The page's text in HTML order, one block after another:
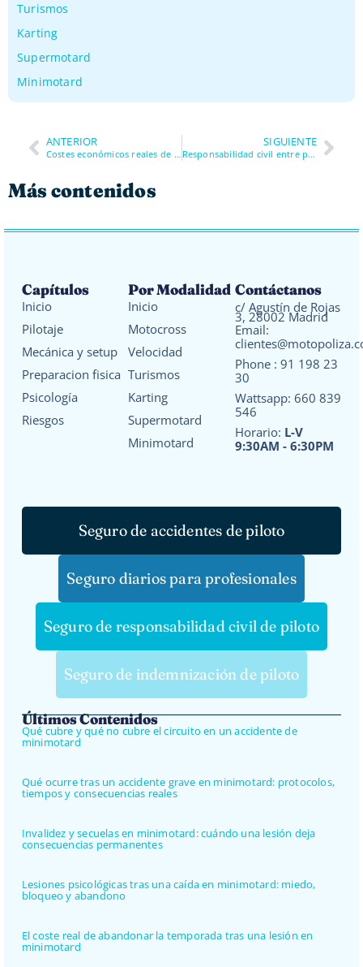
Turismos
Karting
Supermotard
Minimotard
ANTERIOR
Costes económicos reales de una caída en supermotard: lo que casi nadie calcula
SIGUIENTE
Responsabilidad civil entre pilotos en supermotard: cuándo respondes por daños a otros
Más contenidos
Capítulos
Inicio
Pilotaje
Mecánica y setup
Preparacion fisica
Psicología
Riesgos
Por Modalidad
Inicio
Motocross
Velocidad
Turismos
Karting
Supermotard
Minimotard
Contáctanos
c/ Agustín de Rojas
3, 28002 Madrid
Email:
Phone : 91 198 23
30
Wattsapp: 660 839
546
Horario: L-V
9:30AM - 6:30PM
Seguro de accidentes de piloto
Seguro diarios para profesionales
Seguro de responsabilidad civil de piloto
Seguro de indemnización de piloto
Últimos Contenidos
Qué cubre y qué no cubre el circuito en un accidente de
minimotard
Qué ocurre tras un accidente grave en minimotard: protocolos,
tiempos y consecuencias reales
Invalidez y secuelas en minimotard: cuándo una lesión deja
consecuencias permanentes
Lesiones psicológicas tras una caída en minimotard: miedo,
bloqueo y abandono
El coste real de abandonar la temporada tras una lesión en
minimotard